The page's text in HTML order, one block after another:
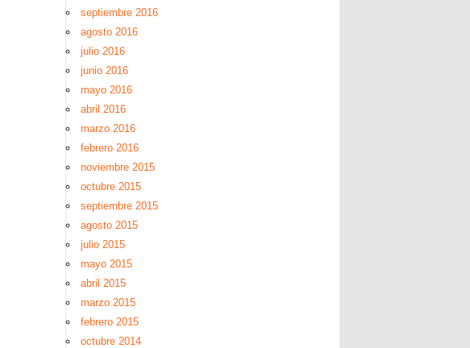
septiembre 2016
agosto 2016
julio 2016
junio 2016
mayo 2016
abril 2016
marzo 2016
febrero 2016
noviembre 2015
octubre 2015
septiembre 2015
agosto 2015
julio 2015
mayo 2015
abril 2015
marzo 2015
febrero 2015
octubre 2014